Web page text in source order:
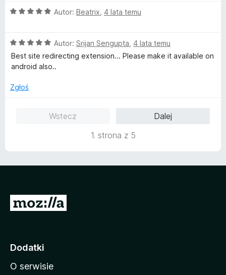
O
n
a
/
Autor: Beatrix 4 lata temu
O
c
e
a
Autor: Srijan Sengupta 4 lata temu
Best site redirecting extension... Please make it available on
android also..
Zgłoś
Wstecz
Dalej
1. strona z 5
S
o
a
Dodatki
O serwisie